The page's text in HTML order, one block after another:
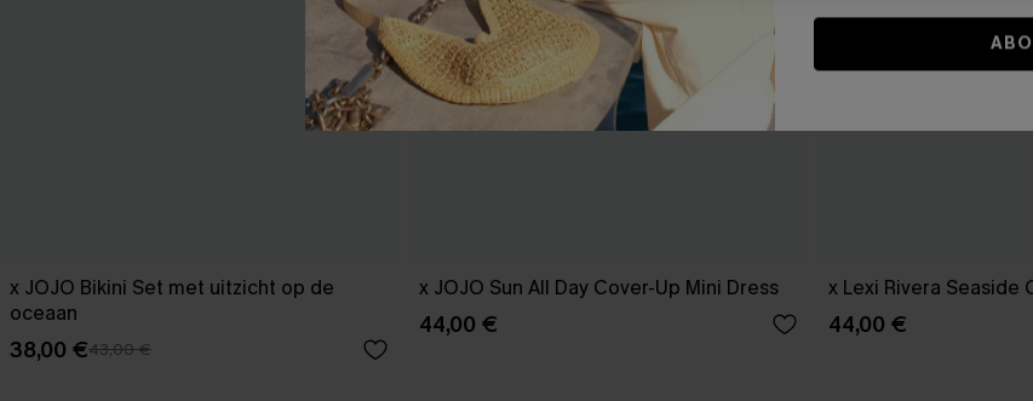
x JOJO Bikini Set met uitzicht op de
oceaan
38,00 €43,00 €
x JOJO Sun All Day Cover-Up Mini Dress
44,00 €
x Lexi Rivera Seaside
44,00 €